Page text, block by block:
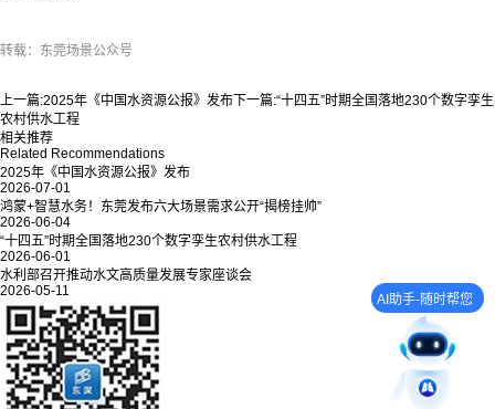
转载：东莞场景公众号
上一篇:2025年《中国水资源公报》发布 下一篇:“十四五”时期全国落地230个数字孪生
农村供水工程
相关推荐
Related Recommendations
2025年《中国水资源公报》发布
2026-07-01
鸿蒙+智慧水务！东莞发布六大场景需求公开“揭榜挂帅”
2026-06-04
“十四五”时期全国落地230个数字孪生农村供水工程
2026-06-01
水利部召开推动水文高质量发展专家座谈会
2026-05-11
AI助手-随时帮您